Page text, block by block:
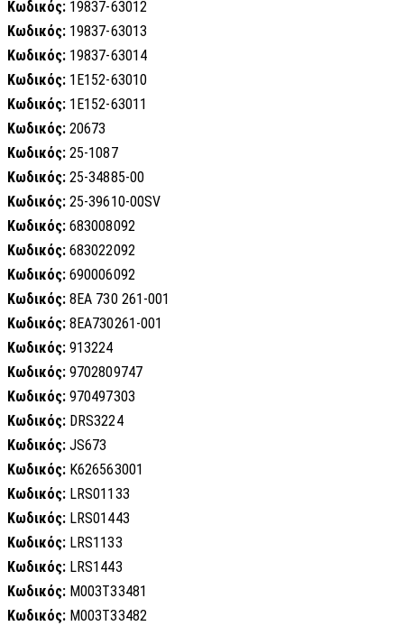
Κωδικός: 19837-63012
Κωδικός: 19837-63013
Κωδικός: 19837-63014
Κωδικός: 1E152-63010
Κωδικός: 1E152-63011
Κωδικός: 20673
Κωδικός: 25-1087
Κωδικός: 25-34885-00
Κωδικός: 25-39610-00SV
Κωδικός: 683008092
Κωδικός: 683022092
Κωδικός: 690006092
Κωδικός: 8EA 730 261-001
Κωδικός: 8EA730261-001
Κωδικός: 913224
Κωδικός: 9702809747
Κωδικός: 970497303
Κωδικός: DRS3224
Κωδικός: JS673
Κωδικός: K626563001
Κωδικός: LRS01133
Κωδικός: LRS01443
Κωδικός: LRS1133
Κωδικός: LRS1443
Κωδικός: M003T33481
Κωδικός: M003T33482